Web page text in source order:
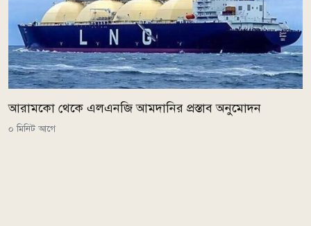
আরামকো থেকে এলএনজি আমদানির প্রস্তাব অনুমোদন
০ মিনিট আগে